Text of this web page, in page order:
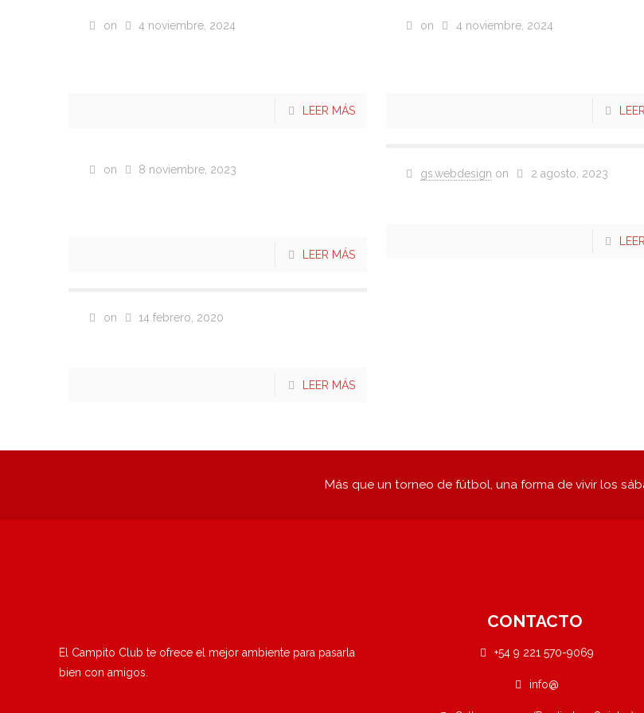
on 4 noviembre, 2024
LEER MÁS
on 4 noviembre, 2024
on 8 noviembre, 2023
LEER MÁS
gs.webdesign on 2 agosto, 2023
on 14 febrero, 2020
LEER MÁS
Más que un torneo de fútbol, una forma de vivir los
El Campito Club te ofrece el mejor ambiente para pasarla
bien con amigos.
CONTACTO
+54 9 221 570-9069
info@